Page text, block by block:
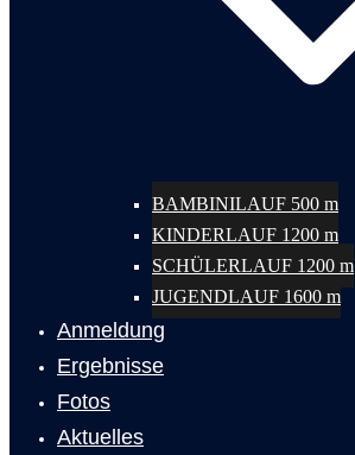
BAMBINILAUF 500 m
KINDERLAUF 1200 m
SCHÜLERLAUF 1200 m
JUGENDLAUF 1600 m
Anmeldung
Ergebnisse
Fotos
Aktuelles